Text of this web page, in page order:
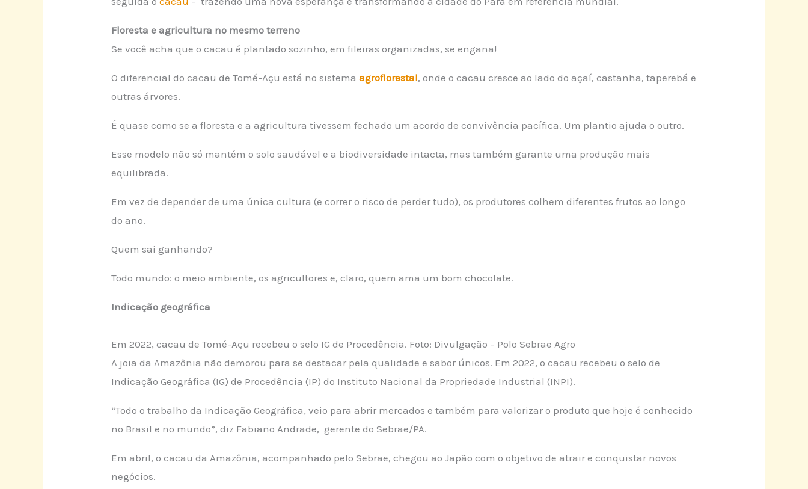
Floresta e agricultura no mesmo terreno
Se você acha que o cacau é plantado sozinho, em fileiras organizadas, se engana!
O diferencial do cacau de Tomé-Açu está no sistemaagroflorestal, onde o cacau cresce ao lado do açaí, castanha, taperebá e
outras árvores.
É quase como se a floresta e a agricultura tivessem fechado um acordo de convivência pacífica. Um plantio ajuda o outro.
Esse modelo não só mantém o solo saudável e a biodiversidade intacta, mas também garante uma produção mais
equilibrada.
Em vez de depender de uma única cultura (e correr o risco de perder tudo), os produtores colhem diferentes frutos ao longo
do ano.
Quem sai ganhando?
Todo mundo: o meio ambiente, os agricultores e, claro, quem ama um bom chocolate.
Indicação geográfica
Em 2022, cacau de Tomé-Açu recebeu o selo IG de Procedência. Foto: Divulgação – Polo Sebrae Agro
A joia da Amazônia não demorou para se destacar pela qualidade e sabor únicos. Em 2022, o cacau recebeu o selo de
Indicação Geográfica (IG) de Procedência (IP) do Instituto Nacional da Propriedade Industrial (INPI).
“Todo o trabalho da Indicação Geográfica, veio para abrir mercados e também para valorizar o produto que hoje é conhecido
no Brasil e no mundo”, diz Fabiano Andrade, gerente do Sebrae/PA.
Em abril, o cacau da Amazônia, acompanhado pelo Sebrae, chegou ao Japão com o objetivo de atrair e conquistar novos
negócios.